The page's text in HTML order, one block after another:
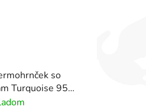
so
Turquoise 950
ml